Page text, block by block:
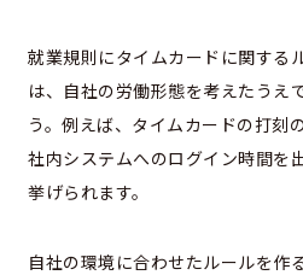
就業規則にタイムカードに関する
は、自社の労働形態を考えたうえ
う。例えば、タイムカードの打刻
社内システムへのログイン時間を
挙げられます。
自社の環境に合わせたルールを作